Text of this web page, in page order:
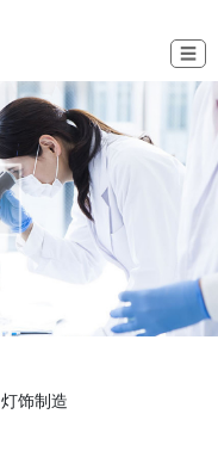
☰
灯饰制造